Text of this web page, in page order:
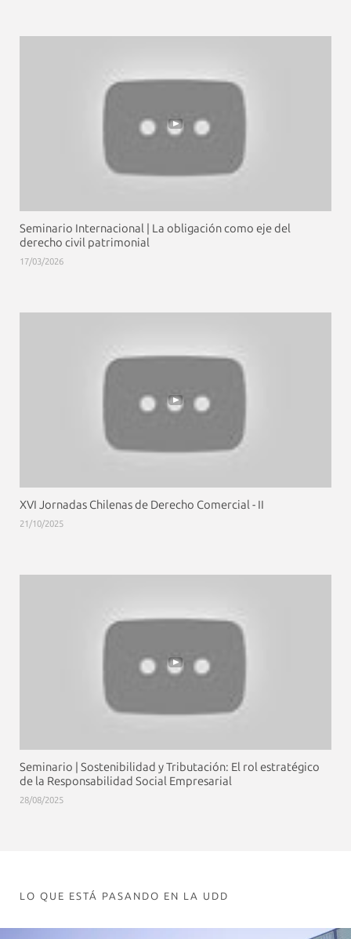
Seminario Internacional | La obligación como eje del
derecho civil patrimonial
17/03/2026
XVI Jornadas Chilenas de Derecho Comercial - II
21/10/2025
Seminario | Sostenibilidad y Tributación: El rol estratégico
de la Responsabilidad Social Empresarial
28/08/2025
LO QUE ESTÁ PASANDO EN LA UDD